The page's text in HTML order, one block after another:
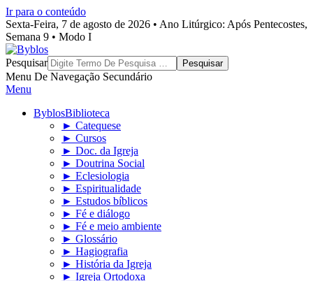
Ir para o conteúdo
Sexta-Feira, 7 de agosto de 2026 • Ano Litúrgico: Após Pentecostes,
Semana 9 • Modo I
Byblos
Pesquisar
Menu De Navegação Secundário
Menu
ByblosBiblioteca
► Catequese
► Cursos
► Doc. da Igreja
► Doutrina Social
► Eclesiologia
► Espiritualidade
► Estudos bíblicos
► Fé e diálogo
► Fé e meio ambiente
► Glossário
► Hagiografia
► História da Igreja
► Igreja Ortodoxa